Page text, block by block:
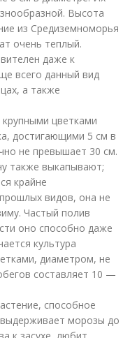
Высота
из Средиземноморья
очень теплый.
даже к
всего данный вид
а также
цветками
достигающими 5 см в
не превышает 30 см.
также выкапывают;
крайне
видов, она не
Частый полив
оно способно даже
культура
диаметром, не
составляет 10 —
способное
морозы до